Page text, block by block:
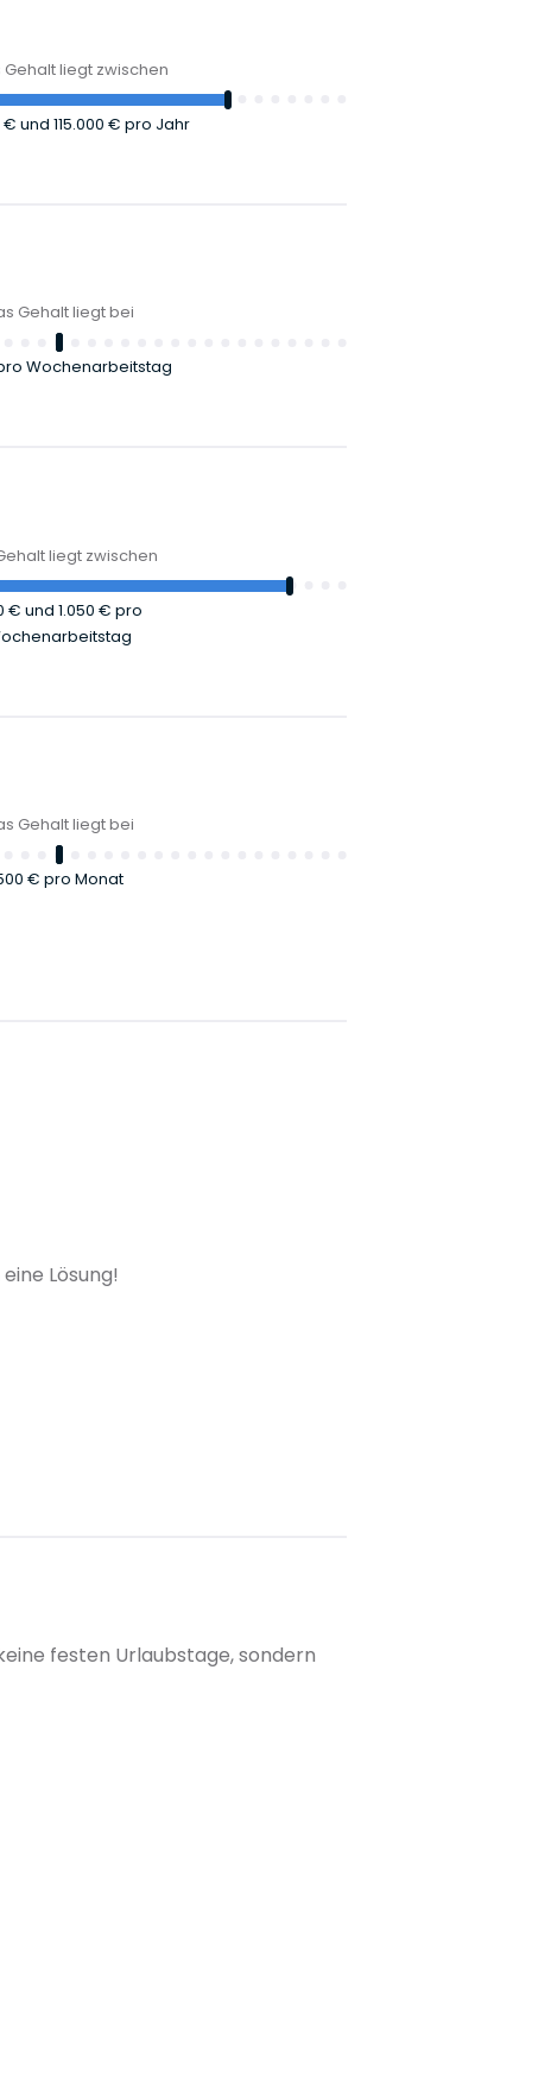
Gehalt liegt zwischen
€und115.000 €pro Jahr
Gehalt liegt bei
Wochenarbeitstag
liegt zwischen
€ und 1.050 € pro
Gehalt liegt bei
€ pro Monat
Lösung!
festen Urlaubstage, sondern